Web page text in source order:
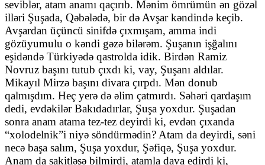
seviblər, atam anamı qaçırıb. Mənim ömrümün ən gözəl
illəri Şuşada, Qəbələdə, bir də Avşar kəndində keçib.
Avşardan üçüncü sinifdə çıxmışam, amma indi
gözüyumulu o kəndi gəzə bilərəm. Şuşanın işğalını
eşidəndə Türkiyədə qastrolda idik. Birdən Ramiz
Novruz başını tutub çıxdı ki, vay, Şuşanı aldılar.
Mikayıl Mirzə başını divara çırpdı. Mən donub
qalmışdım. Heç yerə də əlim çatmırdı. Səhəri qardaşım
dedi, evdəkilər Bakıdadırlar, Şuşa yoxdur. Şuşadan
sonra anam atama tez-tez deyirdi ki, evdən çıxanda
“xolodelnik”i niyə söndürmədin? Atam da deyirdi, səni
necə başa salım, Şuşa yoxdur, Şəfiqə, Şuşa yoxdur.
Anam da sakitləşə bilmirdi, atamla dava edirdi ki,